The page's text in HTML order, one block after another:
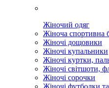
Жіночий одяг
Жіноча спортивна
Жіночі дощовики
Жіночі купальники
Жіночі куртки,
Жіночі світшоти,
Жіночі сорочки
Жіночі футболки